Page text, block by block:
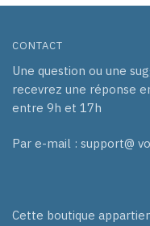
CONTACT
Une question ou une
recevrez une réponse
entre 9h et 17h
Par e-mail : support@
Cette boutique